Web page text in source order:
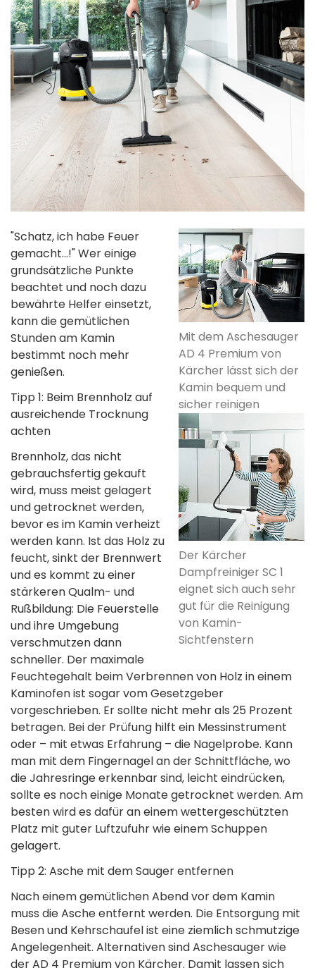
Mit dem Aschesauger
AD 4 Premium von
Kärcher lässt sich der
Kamin bequem und
sicher reinigen
Der Kärcher
Dampfreiniger SC 1
eignet sich auch sehr
gut für die Reinigung
von Kamin-
Sichtfenstern
"Schatz, ich habe Feuer
gemacht...!" Wer einige
grundsätzliche Punkte
beachtet und noch dazu
bewährte Helfer einsetzt,
kann die gemütlichen
Stunden am Kamin
bestimmt noch mehr
genießen.
Tipp 1: Beim Brennholz auf
ausreichende Trocknung
achten
Brennholz, das nicht
gebrauchsfertig gekauft
wird, muss meist gelagert
und getrocknet werden,
bevor es im Kamin verheizt
werden kann. Ist das Holz zu
feucht, sinkt der Brennwert
und es kommt zu einer
stärkeren Qualm- und
Rußbildung: Die Feuerstelle
und ihre Umgebung
verschmutzen dann
schneller. Der maximale
Feuchtegehalt beim Verbrennen von Holz in einem
Kaminofen ist sogar vom Gesetzgeber
vorgeschrieben. Er sollte nicht mehr als 25 Prozent
betragen. Bei der Prüfung hilft ein Messinstrument
oder – mit etwas Erfahrung – die Nagelprobe. Kann
man mit dem Fingernagel an der Schnittfläche, wo
die Jahresringe erkennbar sind, leicht eindrücken,
sollte es noch einige Monate getrocknet werden. Am
besten wird es dafür an einem wettergeschützten
Platz mit guter Luftzufuhr wie einem Schuppen
gelagert.
Tipp 2: Asche mit dem Sauger entfernen
Nach einem gemütlichen Abend vor dem Kamin
muss die Asche entfernt werden. Die Entsorgung mit
Besen und Kehrschaufel ist eine ziemlich schmutzige
Angelegenheit. Alternativen sind Aschesauger wie
der AD 4 Premium von Kärcher. Damit lassen sich